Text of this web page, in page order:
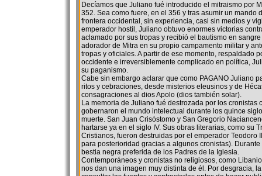
Decíamos que Juliano fué introducido el mitraismo por
352. Sea como fuere, en el 356 y tras asumir un mando
frontera occidental, sin experiencia, casi sin medios y
emperador hostil, Juliano obtuvo enormes victorias
aclamado por sus tropas y recibió el bautismo en
adorador de Mitra en su propio campamento militar y
tropas y oficiales. A partir de ese momento, respaldado
occidente e irreversiblemente complicado en política,
su paganismo.
Cabe sin embargo aclarar que como PAGANO Juliano
ritos y cebraciones, desde misterios eleusinos y de
consagraciones al dios Apolo (dios también solar).
La memoria de Juliano fué destrozada por los cronistas
gobernaron el mundo intelectual durante los quince
muerte. San Juan Crisóstomo y San Gregorio
hartarse ya en el siglo IV. Sus obras literarias, como su
Cristianos, fueron destruidas por el emperador Teodoro
para posterioridad gracias a algunos cronistas).
bestia negra preferida de los Padres de la Iglesia.
Contemporáneos y cronistas no religiosos, como
nos dan una imagen muy distinta de él. Por desgracia,